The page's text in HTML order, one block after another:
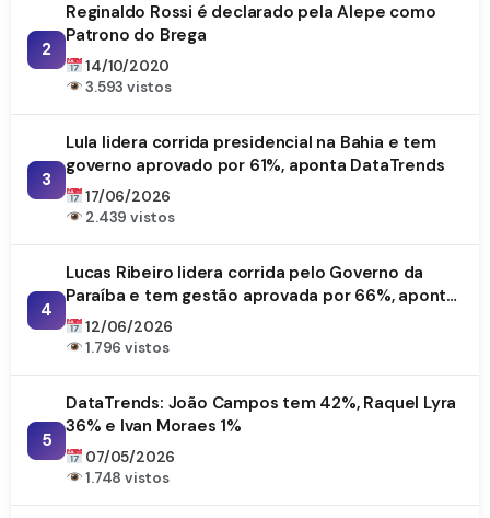
2
Reginaldo Rossi é declarado pela Alepe como
Patrono do Brega
14/10/2020
3.593 vistos
3
Lula lidera corrida presidencial na Bahia e tem
governo aprovado por 61%, aponta DataTrends
17/06/2026
2.439 vistos
4
Lucas Ribeiro lidera corrida pelo Governo da
Paraíba e tem gestão aprovada por 66%, aponta
DataTrends
12/06/2026
1.796 vistos
5
DataTrends: João Campos tem 42%, Raquel Lyra
36% e Ivan Moraes 1%
07/05/2026
1.748 vistos